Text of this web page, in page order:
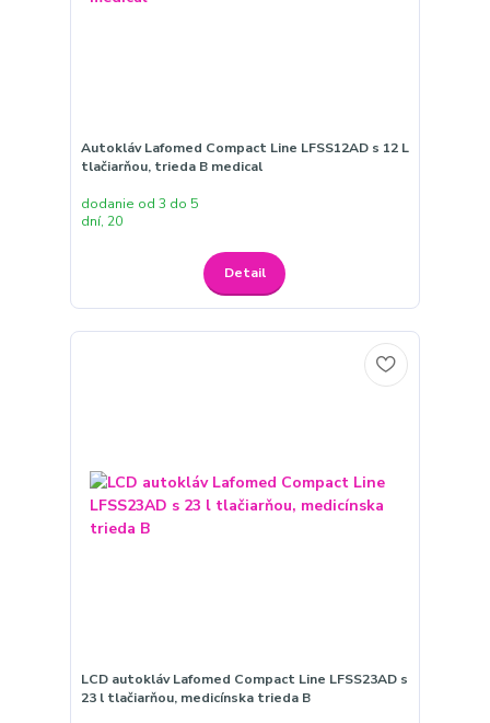
Autokláv Lafomed Compact Line LFSS12AD s 12 L
tlačiarňou, trieda B medical
dodanie od 3 do 5
dní, 20
Detail
LCD autokláv Lafomed Compact Line LFSS23AD s
23 l tlačiarňou, medicínska trieda B